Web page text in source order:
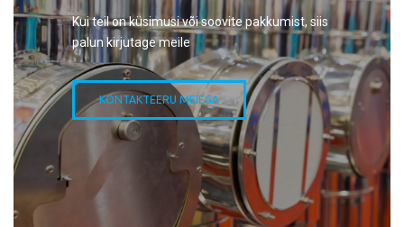
Kui teil on küsimusi või soovite pakkumist, siis
palun kirjutage meile
KONTAKTEERU MEIEGA